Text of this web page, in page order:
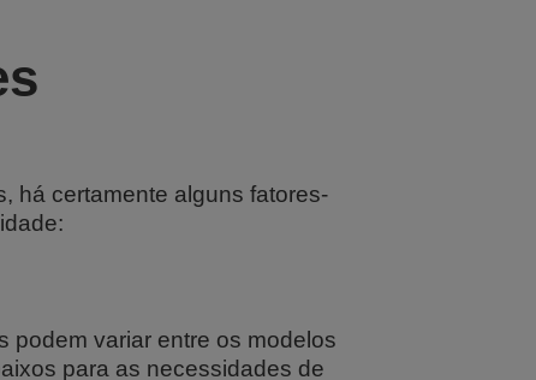
há certamente alguns fatores-
podem variar entre os modelos
para as necessidades de